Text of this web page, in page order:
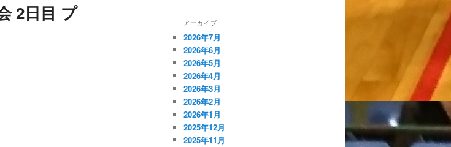
2日目 プ
アーカイブ
2026年7月
2026年6月
2026年5月
2026年4月
2026年3月
2026年2月
2026年1月
2025年12月
2025年11月